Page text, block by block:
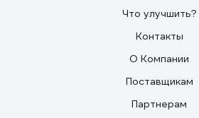
Что улучшить?
Контакты
О Компании
Поставщикам
Партнерам